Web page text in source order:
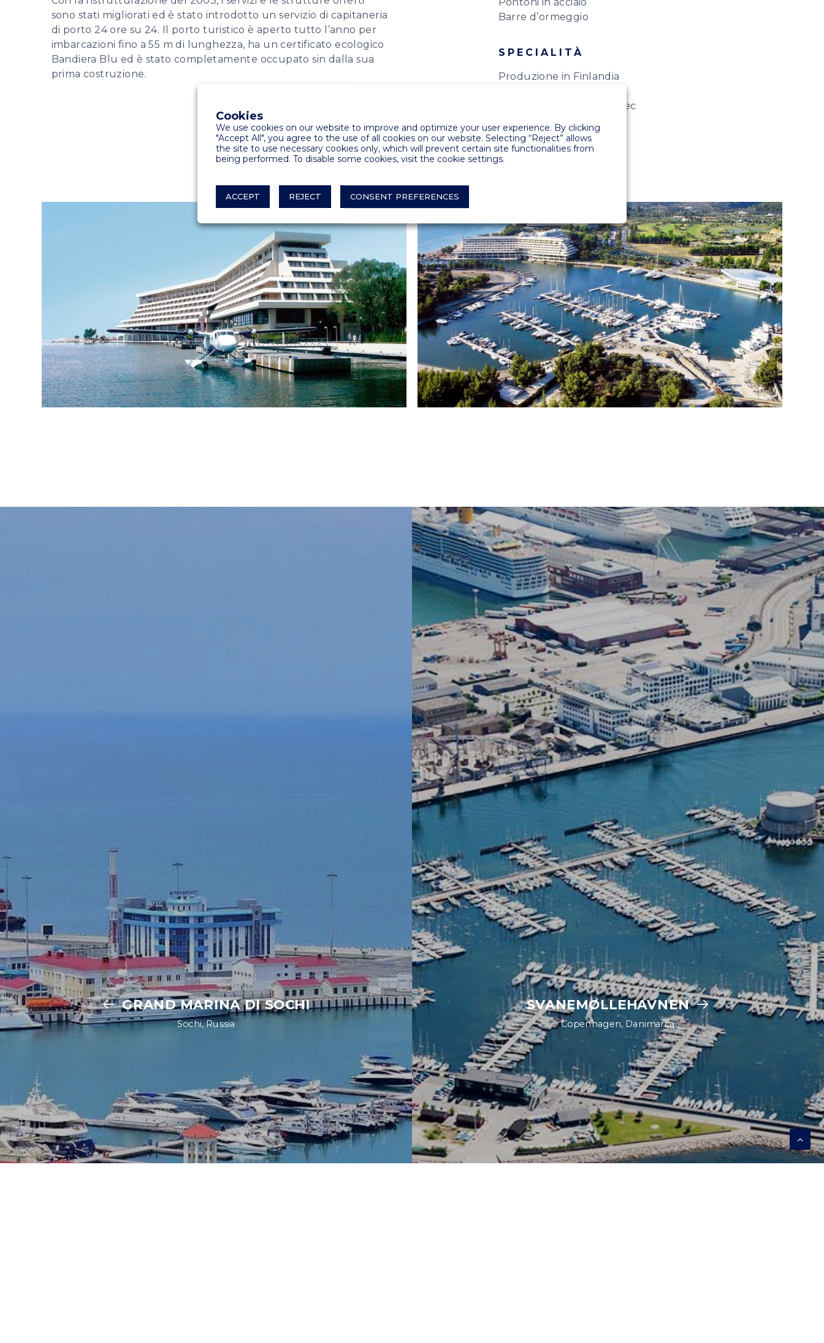
sono stati migliorati ed è stato introdotto un servizio di capitaneria
di porto 24 ore su 24. Il porto turistico è aperto tutto l’anno per
imbarcazioni fino a 55 m di lunghezza, ha un certificato ecologico
Bandiera Blu ed è stato completamente occupato sin dalla sua
prima costruzione.
Barre d’ormeggio
SPECIALITÀ
Produzione in Finlandia
Colonnine elettriche Rolec
GRAND MARINA DI SOCHI
Sochi, Russia
SVANEMØLLEHAVNEN
Copenhagen, Danimarca
Cookies
We use cookies on our website to improve and optimize your user experience. By clicking
"Accept All", you agree to the use of all cookies on our website. Selecting “Reject” allows
the site to use necessary cookies only, which will prevent certain site functionalities from
being performed. To disable some cookies, visit the cookie settings.
ACCEPT REJECT CONSENT PREFERENCES